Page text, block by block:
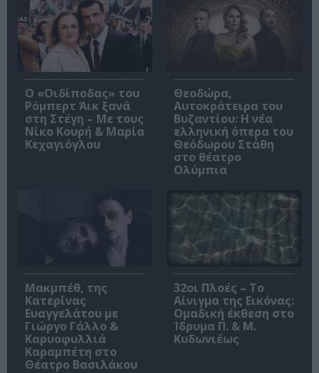
O «Οιδίποδας» του
Ρόμπερτ Άικ ξανά
στη Στέγη – Με τους
Νίκο Κουρή & Μαρία
Κεχαγιόγλου
Θεοδώρα,
Αυτοκράτειρα του
Βυζαντίου: Η νέα
ελληνική όπερα του
Θεόδωρου Στάθη
στο θέατρο
Ολύμπια
Μακμπέθ, της
Κατερίνας
Ευαγγελάτου με
Γιώργο Γάλλο &
Καρυοφυλλιά
Καραμπέτη στο
Θέατρο Βασιλάκου
32οι Πλοές – Το
Αίνιγμα της Εικόνας:
Ομαδική έκθεση στο
Ίδρυμα Π. & Μ.
Κυδωνιέως